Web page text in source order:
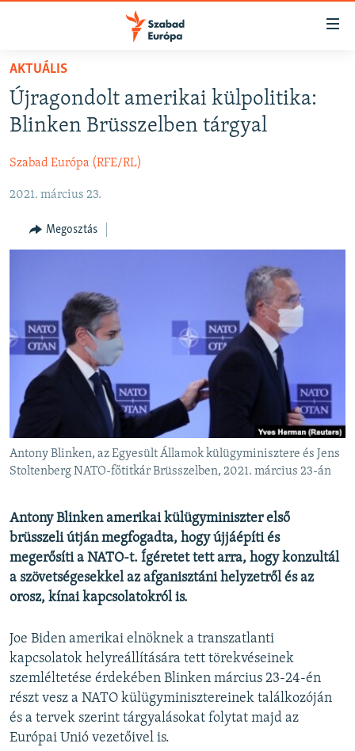
Akadálymentes
Ugrás
oldalra
Ugrás
NAPIRENDEN
AKTUÁLIS
VIDEÓK
ELEMZŐ
NER15
DEMOKRÁCIA
A PÉNZ NYOMÁBAN
EURÓPAI UNIÓ
VILÁG
KLÍMAVÁLTOZÁS
A MÚLT TANULSÁGAI
Valamennyi RFE/RL weboldal
AKTUÁLIS
Újragondolt amerikai külpolitika:
Blinken Brüsszelben tárgyal
Szabad Európa (RFE/RL)
2021. március 23.
Megosztás
Antony Blinken, az Egyesült Államok külügyminisztere és Jens
Stoltenberg NATO-főtitkár Brüsszelben, 2021. március 23-án
Antony Blinken amerikai külügyminiszter első
brüsszeli útján megfogadta, hogy újjáépíti és
megerősíti a NATO-t. Ígéretet tett arra, hogy konzultál
a szövetségesekkel az afganisztáni helyzetről és az
orosz, kínai kapcsolatokról is.
Joe Biden amerikai elnöknek a transzatlanti
kapcsolatok helyreállítására tett törekvéseinek
szemléltetése érdekében Blinken március 23-24-én
részt vesz a NATO külügyminisztereinek találkozóján
és a tervek szerint tárgyalásokat folytat majd az
Európai Unió vezetőivel is.